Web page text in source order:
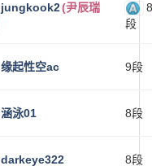
jungkook2(尹辰瑞
8
段
缘起性空ac 9段
涵泳01 8段
darkeye322 8段